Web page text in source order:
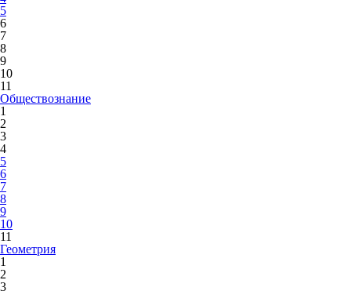
5
6
7
8
9
10
11
Обществознание
1
2
3
4
5
6
7
8
9
10
11
Геометрия
1
2
3